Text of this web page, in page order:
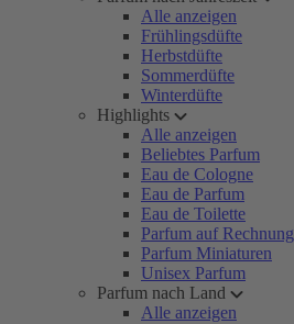
Alle anzeigen
Frühlingsdüfte
Herbstdüfte
Sommerdüfte
Winterdüfte
Highlights
Alle anzeigen
Beliebtes Parfum
Eau de Cologne
Eau de Parfum
Eau de Toilette
Parfum auf Rechnung
Parfum Miniaturen
Unisex Parfum
Parfum nach Land
Alle anzeigen